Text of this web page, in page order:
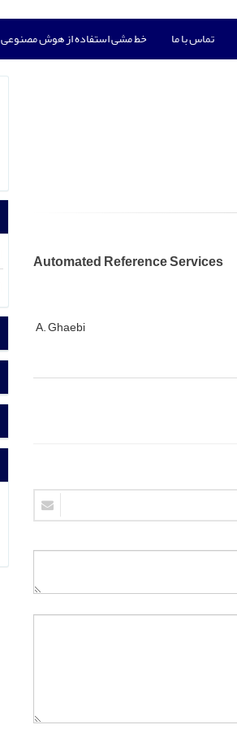
تماس با ما خط مشی استفاده از هوش مصنوعی
Automated Reference Services
A. Ghaebi